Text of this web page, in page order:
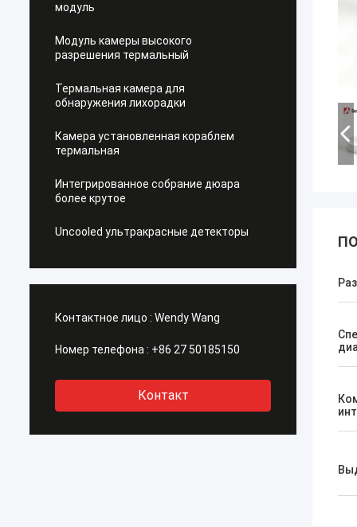
модуль
Модуль камеры высокого
разрешения термальный
Термальная камера для
обнаружения лихорадки
Камера установленная кораблем
термальная
Интегрированное собрание дюара
более крутое
Uncooled ультракрасные детекторы
Контактное лицо : Wendy Wang
Номер телефона : +86 27 50185150
Контакт